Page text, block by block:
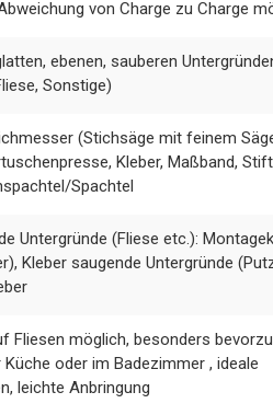
von Charge zu Charge
ebenen, sauberen
Sonstige)
(Stichsäge mit feinem
Kleber, Maßband,
Spachtel
Untergründe (Fliese etc.):
Kleber saugende Untergründe
Fliesen möglich, besonders
Küche oder im Badezimmer , ideale
leichte Anbringung